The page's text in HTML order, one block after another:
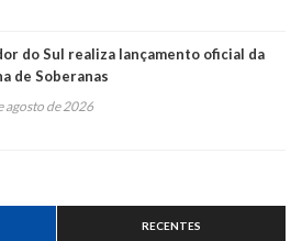
do Sul realiza lançamento oficial da
de Soberanas
agosto de 2026
RECENTES